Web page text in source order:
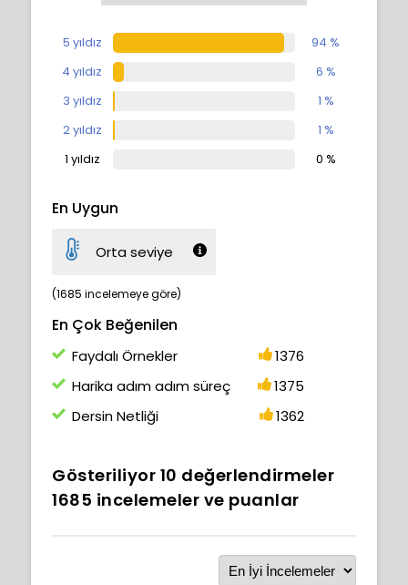
5 yıldız
94 %
4 yıldız
6 %
3 yıldız
1 %
2 yıldız
1 %
1 yıldız
0 %
En Uygun
Orta seviye
(1685 incelemeye göre)
En Çok Beğenilen
Faydalı Örnekler
1376
Harika adım adım süreç
1375
Dersin Netliği
1362
Gösteriliyor 10 değerlendirmeler
1685 incelemeler ve puanlar